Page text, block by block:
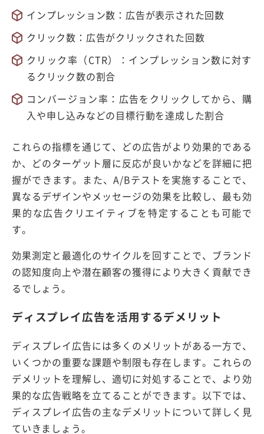
インプレッション数：広告が表示された回数
クリック数：広告がクリックされた回数
クリック率（CTR）：インプレッション数に対す
るクリック数の割合
コンバージョン率：広告をクリックしてから、購
入や申し込みなどの目標行動を達成した割合
これらの指標を通じて、どの広告がより効果的である
か、どのターゲット層に反応が良いかなどを詳細に把
握ができます。また、A/Bテストを実施することで、
異なるデザインやメッセージの効果を比較し、最も効
果的な広告クリエイティブを特定することも可能で
す。
効果測定と最適化のサイクルを回すことで、ブランド
の認知度向上や潜在顧客の獲得により大きく貢献でき
るでしょう。
ディスプレイ広告を活用するデメリット
ディスプレイ広告には多くのメリットがある一方で、
いくつかの重要な課題や制限も存在します。これらの
デメリットを理解し、適切に対処することで、より効
果的な広告戦略を立てることができます。以下では、
ディスプレイ広告の主なデメリットについて詳しく見
ていきましょう。